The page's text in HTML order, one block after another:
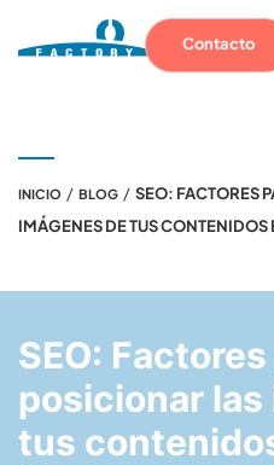
Contacto
INICIO / BLOG / SEO: FACTORES
IMÁGENES DE TUS CONTENIDOS
SEO:
posicionar las
tus